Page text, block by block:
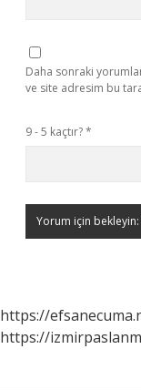
Daha sonraki
ve site adresim bu
9 - 5 kaçtır?*
https://
https://